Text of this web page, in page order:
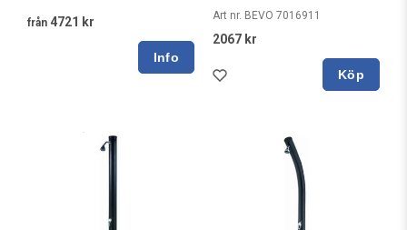
från 4721 kr Art nr. BEVO 7016911
2067 kr
Köp